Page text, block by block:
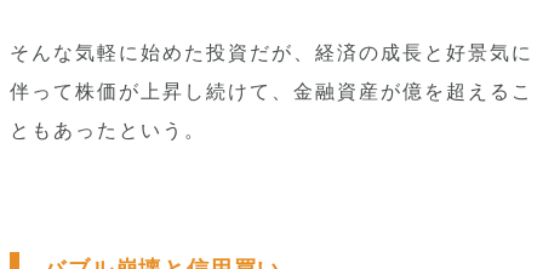
そんな気軽に始めた投資だが、経済の成長と好景気に
伴って株価が上昇し続けて、金融資産が億を超えるこ
ともあったという。